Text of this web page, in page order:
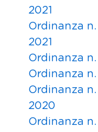
2021
Ordinanza
2021
Ordinanza
Ordinanza
Ordinanza
2020
Ordinanza